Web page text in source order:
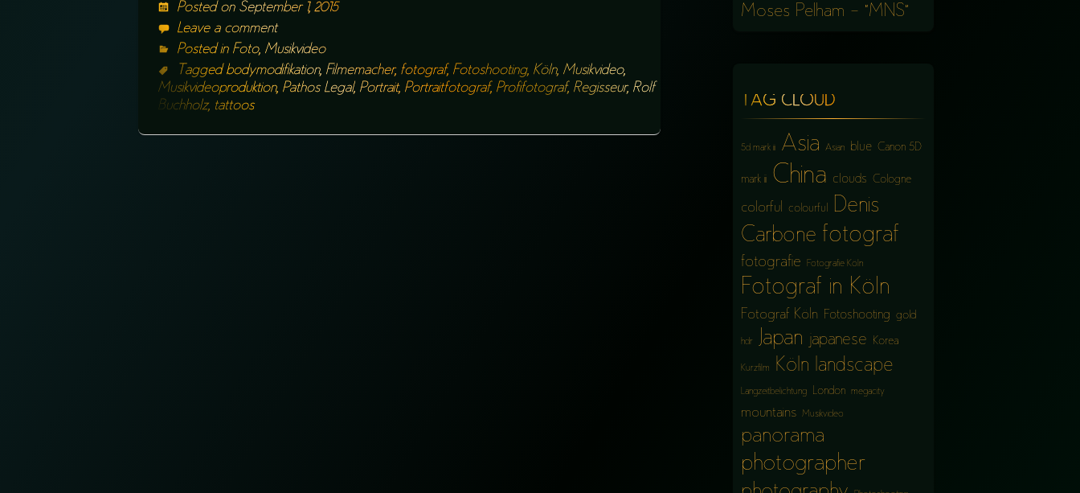
Posted on September 1, 2015
Leave a comment
Posted in Foto, Musikvideo
Tagged bodymodifikation, Filmemacher, fotograf, Fotoshooting, Köln, Musikvideo,
Musikvideoproduktion, Pathos Legal, Portrait, Portraitfotograf, Profifotograf, Regisseur, Rolf
Buchholz, tattoos
Moses Pelham – “MNS”
TAG CLOUD
5d mark iii Asia Asian blue Canon 5D
mark iii China clouds Cologne
colorful colourful
Denis
Carbone fotograf
fotografie Fotografie Köln
Fotograf in Köln
Fotograf Köln Fotoshooting gold
hdr Japan japanese Korea
Kurzfilm Köln landscape
Langzeitbelichtung London megacity
mountains Musikvideo
panorama
photographer